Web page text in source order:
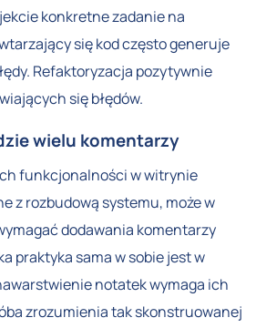
konkretne zadanie na
się kod często generuje
Refaktoryzacja pozytywnie
się błędów.
wielu komentarzy
funkcjonalności w witrynie
z rozbudową systemu, może w
dodawania komentarzy
praktyka sama w sobie jest w
notatek wymaga ich
zrozumienia tak skonstruowanej